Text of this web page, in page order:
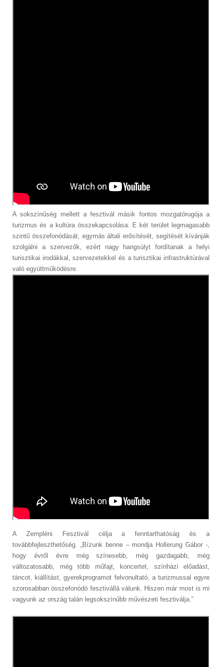
A sokszínűség mellett a fesztivál másik fontos mozgatórugója a
turizmus és a kultúra összekapcsolása. E két terület legmagasabb
szintű összefonódását, egymás általi erősítését, segítését kívánják
szolgálni a szervezők, ezért nagy hangsúlyt fordítanak a helyi
turisztikai irodákkal, szervezetekkel és a turisztikai infrastruktúrával
való együttműködésre.
A Zempléni Fesztivál célja a fenntarthatóság és a
továbbfejleszthetőség. „Bízunk benne – mondja Hollerung Gábor -,
hogy évről évre még színesebb, még gazdagabb, még
változatosabb, még több műfajt, koncertet, színházi előadást,
táncot, kiállítást, gyerekprogramot felvonultató, a turizmussal egyre
szorosabban összefonódó fesztivállá válunk. Hiszen már most is mi
vagyunk az ország talán legsokszínűbb művészeti fesztiválja.”